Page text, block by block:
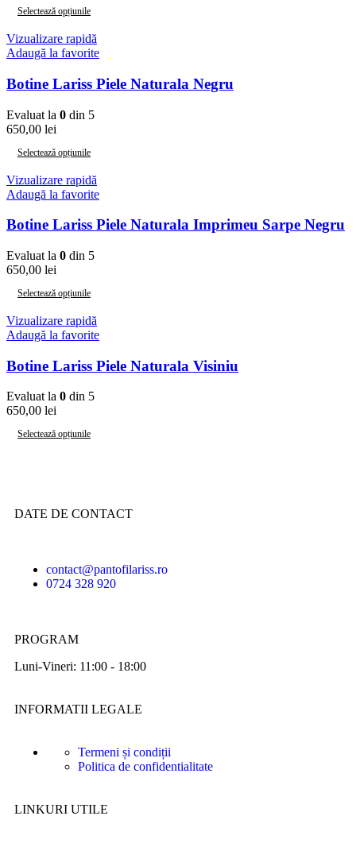
Selectează opțiunile
Vizualizare rapidă
Adaugă la favorite
Botine Lariss Piele Naturala Negru
Evaluat la 0 din 5
650,00 lei
Selectează opțiunile
Vizualizare rapidă
Adaugă la favorite
Botine Lariss Piele Naturala Imprimeu Sarpe Negru
Evaluat la 0 din 5
650,00 lei
Selectează opțiunile
Vizualizare rapidă
Adaugă la favorite
Botine Lariss Piele Naturala Visiniu
Evaluat la 0 din 5
650,00 lei
Selectează opțiunile
DATE DE CONTACT
contact@pantofilariss.ro
0724 328 920
PROGRAM
Luni-Vineri: 11:00 - 18:00
INFORMATII LEGALE
Termeni și condiții
Politica de confidentialitate
LINKURI UTILE